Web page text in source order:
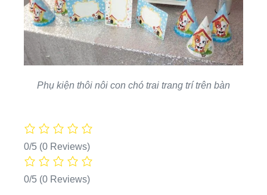
Phụ kiện thôi nôi con chó trai trang trí trên bàn
0/5 (0 Reviews)
0/5 (0 Reviews)